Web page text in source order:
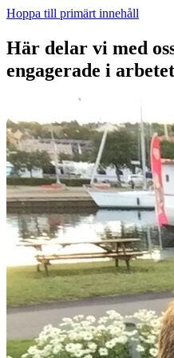
Hoppa till primärt innehåll
Här delar vi med
engagerade i